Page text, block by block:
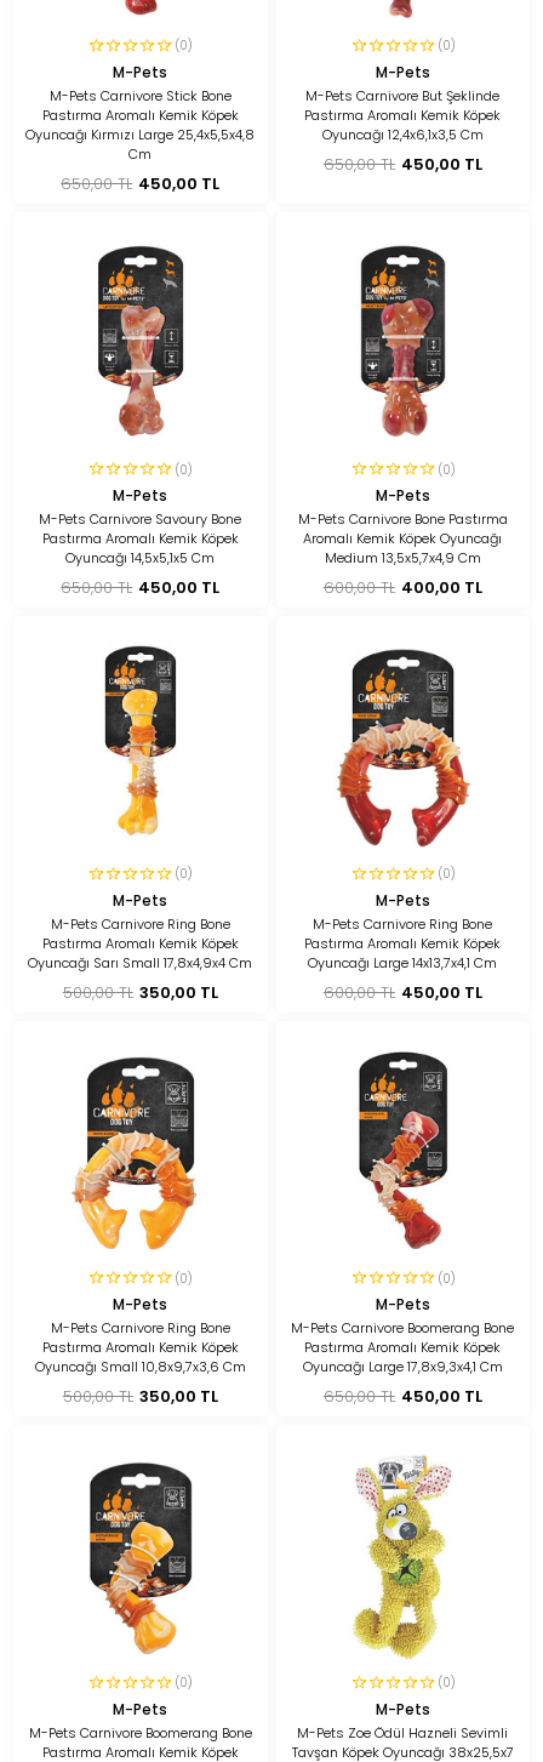
(0)
M-Pets
M-Pets Carnivore Stick Bone
Pastırma Aromalı Kemik Köpek
Oyuncağı Kırmızı Large 25,4x5,5x4,8
Cm
650,00 TL 450,00 TL
(0)
M-Pets
M-Pets Carnivore But Şeklinde
Pastırma Aromalı Kemik Köpek
Oyuncağı 12,4x6,1x3,5 Cm
650,00 TL 450,00 TL
(0)
M-Pets
M-Pets Carnivore Savoury Bone
Pastırma Aromalı Kemik Köpek
Oyuncağı 14,5x5,1x5 Cm
650,00 TL 450,00 TL
(0)
M-Pets
M-Pets Carnivore Bone Pastırma
Aromalı Kemik Köpek Oyuncağı
Medium 13,5x5,7x4,9 Cm
600,00 TL 400,00 TL
(0)
M-Pets
M-Pets Carnivore Ring Bone
Pastırma Aromalı Kemik Köpek
Oyuncağı Sarı Small 17,8x4,9x4 Cm
500,00 TL 350,00 TL
(0)
M-Pets
M-Pets Carnivore Ring Bone
Pastırma Aromalı Kemik Köpek
Oyuncağı Large 14x13,7x4,1 Cm
600,00 TL 450,00 TL
(0)
M-Pets
M-Pets Carnivore Ring Bone
Pastırma Aromalı Kemik Köpek
Oyuncağı Small 10,8x9,7x3,6 Cm
500,00 TL 350,00 TL
(0)
M-Pets
M-Pets Carnivore Boomerang Bone
Pastırma Aromalı Kemik Köpek
Oyuncağı Large 17,8x9,3x4,1 Cm
650,00 TL 450,00 TL
(0)
M-Pets
M-Pets Carnivore Boomerang Bone
Pastırma Aromalı Kemik Köpek
(0)
M-Pets
M-Pets Zoe Ödül Hazneli Sevimli
Tavşan Köpek Oyuncağı 38x25,5x7